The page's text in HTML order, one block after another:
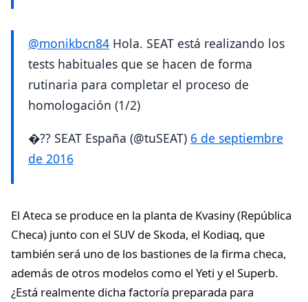
@monikbcn84Hola. SEAT está realizando los
tests habituales que se hacen de forma
rutinaria para completar el proceso de
homologación (1/2)
�?? SEAT España (@tuSEAT) 6 de septiembre
de 2016
El Ateca se produce en la planta de Kvasiny (República
Checa) junto con el SUV de Skoda, el Kodiaq, que
también será uno de los bastiones de la firma checa,
además de otros modelos como el Yeti y el Superb.
¿Está realmente dicha factoría preparada para